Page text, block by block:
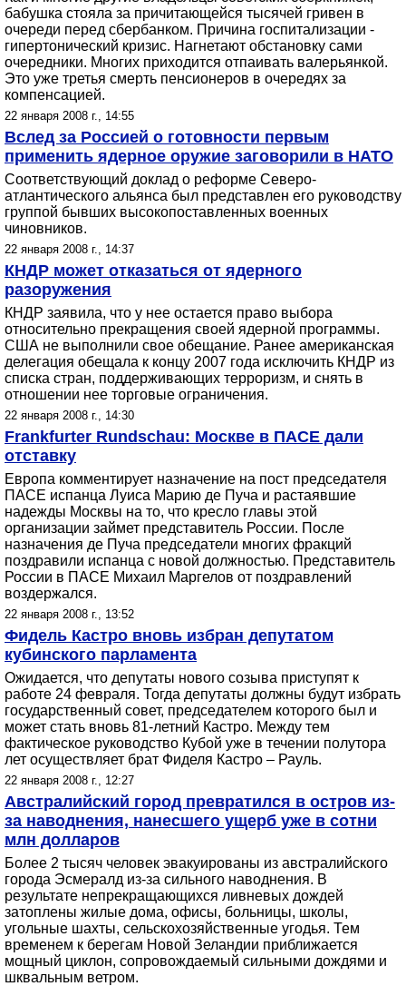
бабушка стояла за причитающейся тысячей гривен в
очереди перед сбербанком. Причина госпитализации -
гипертонический кризис. Нагнетают обстановку сами
очередники. Многих приходится отпаивать валерьянкой.
Это уже третья смерть пенсионеров в очередях за
компенсацией.
22 января 2008 г., 14:55
Вслед за Россией о готовности первым
применить ядерное оружие заговорили в НАТО
Соответствующий доклад о реформе Северо-
атлантического альянса был представлен его руководству
группой бывших высокопоставленных военных
чиновников.
22 января 2008 г., 14:37
КНДР может отказаться от ядерного
разоружения
КНДР заявила, что у нее остается право выбора
относительно прекращения своей ядерной программы.
США не выполнили свое обещание. Ранее американская
делегация обещала к концу 2007 года исключить КНДР из
списка стран, поддерживающих терроризм, и снять в
отношении нее торговые ограничения.
22 января 2008 г., 14:30
Frankfurter Rundschau: Москве в ПАСЕ дали
отставку
Европа комментирует назначение на пост председателя
ПАСЕ испанца Луиса Марию де Пуча и растаявшие
надежды Москвы на то, что кресло главы этой
организации займет представитель России. После
назначения де Пуча председатели многих фракций
поздравили испанца с новой должностью. Представитель
России в ПАСЕ Михаил Маргелов от поздравлений
воздержался.
22 января 2008 г., 13:52
Фидель Кастро вновь избран депутатом
кубинского парламента
Ожидается, что депутаты нового созыва приступят к
работе 24 февраля. Тогда депутаты должны будут избрать
государственный совет, председателем которого был и
может стать вновь 81-летний Кастро. Между тем
фактическое руководство Кубой уже в течении полутора
лет осуществляет брат Фиделя Кастро – Рауль.
22 января 2008 г., 12:27
Австралийский город превратился в остров из-
за наводнения, нанесшего ущерб уже в сотни
млн долларов
Более 2 тысяч человек эвакуированы из австралийского
города Эсмералд из-за сильного наводнения. В
результате непрекращающихся ливневых дождей
затоплены жилые дома, офисы, больницы, школы,
угольные шахты, сельскохозяйственные угодья. Тем
временем к берегам Новой Зеландии приближается
мощный циклон, сопровождаемый сильными дождями и
шквальным ветром.